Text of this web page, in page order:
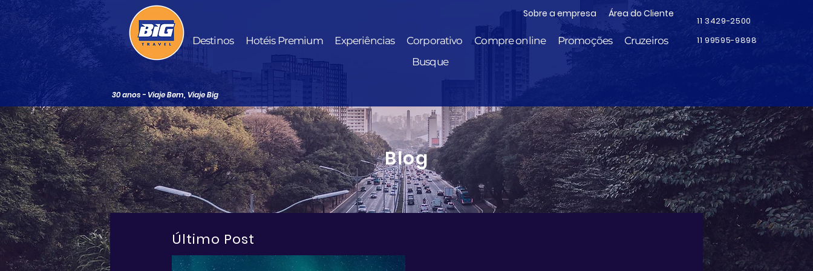
Sobre a empresa Área do Cliente
Destinos Hotéis Premium Experiências Corporativo Compre online Promoções
Cruzeiros
Busque
11 3429-2500
11 99595-9898
30 anos - Viaje Bem, Viaje Big
Blog
Último Post